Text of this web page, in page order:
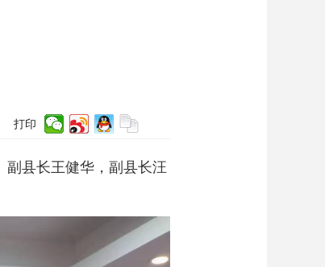
打印
副县长王健华，副县长汪